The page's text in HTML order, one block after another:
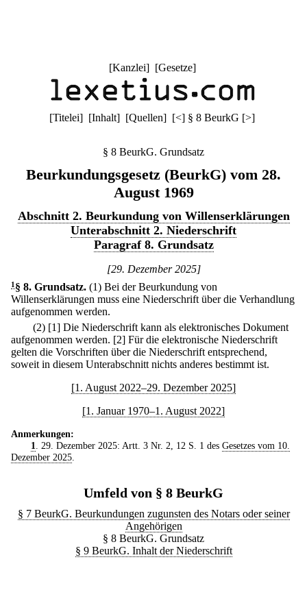
[Kanzlei] [Gesetze]
[Titelei] [Inhalt] [Quellen] [<] § 8 BeurkG [>]
§ 8 BeurkG. Grundsatz
Beurkundungsgesetz (BeurkG) vom 28.
August 1969
Abschnitt 2. Beurkundung von Willenserklärungen
Unterabschnitt 2. Niederschrift
Paragraf 8. Grundsatz
[29. Dezember 2025]
1 § 8. Grundsatz. (1) Bei der Beurkundung von
Willenserklärungen muss eine Niederschrift über die Verhandlung
aufgenommen werden.
(2) [1] Die Niederschrift kann als elektronisches Dokument
aufgenommen werden. [2] Für die elektronische Niederschrift
gelten die Vorschriften über die Niederschrift entsprechend,
soweit in diesem Unterabschnitt nichts anderes bestimmt ist.
[1. August 2022–29. Dezember 2025]
[1. Januar 1970–1. August 2022]
Anmerkungen:
1. 29. Dezember 2025: Artt. 3 Nr. 2, 12 S. 1 des Gesetzes vom 10.
Dezember 2025.
Umfeld von § 8 BeurkG
§ 7 BeurkG. Beurkundungen zugunsten des Notars oder seiner
Angehörigen
§ 8 BeurkG. Grundsatz
§ 9 BeurkG. Inhalt der Niederschrift